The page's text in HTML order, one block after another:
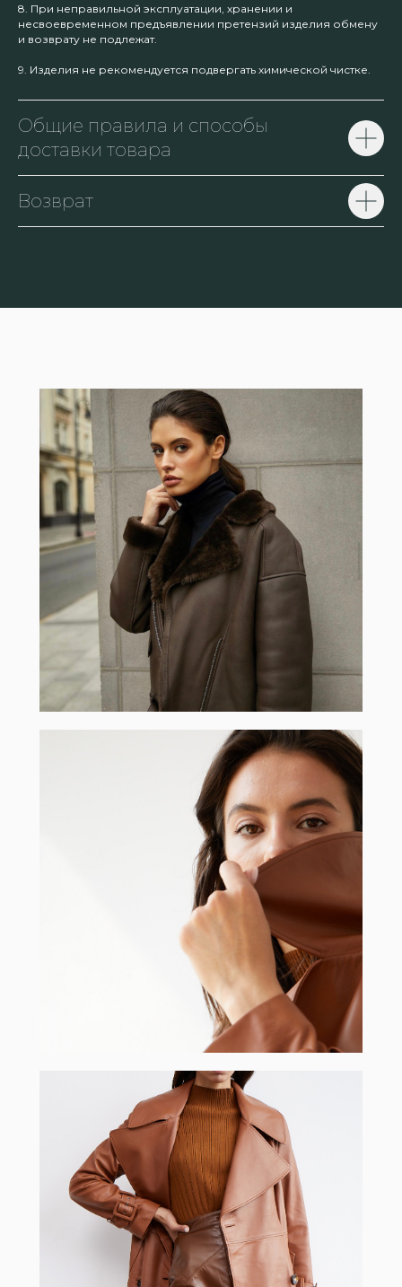
8. При неправильной эксплуатации, хранении и
несвоевременном предъявлении претензий изделия обмену
и возврату не подлежат.
9. Изделия не рекомендуется подвергать химической чистке.
Общие правила и способы
доставки товара
Возврат